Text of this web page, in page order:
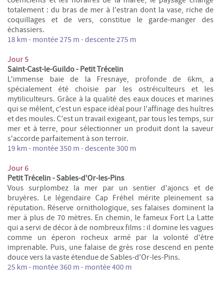
totalement : du bras de mer à l'estran dont la vase, riche de
coquillages et de vers, constitue le garde-manger des
échassiers.
18 km - montée 275 m - descente 275 m
Jour 5
Saint-Cast-le-Guildo - Petit Trécelin
L'immense baie de la Fresnaye, profonde de 6km, a
spécialement été choisie par les ostréiculteurs et les
mytiliculteurs. Grâce à la qualité des eaux douces et marines
qui se mêlent, c'est un espace idéal pour l'affinage des huîtres
et des moules. C'est un travail exigeant, par tous les temps, sur
mer et à terre, pour sélectionner un produit dont la saveur
s'accorde parfaitement à son terroir.
19 km - montée350 m -descente300 m
Jour 6
Petit Trécelin - Sables-d'Or-les-Pins
Vous surplombez la mer par un sentier d'ajoncs et de
bruyères. Le légendaire Cap Fréhel mérite pleinement sa
réputation. Réserve ornithologique, ses falaises dominent la
mer à plus de 70 mètres. En chemin, le fameux Fort La Latte
qui a servi de décor à de nombreux films : il domine les vagues
comme un éperon rocheux armé par la volonté d'être
imprenable. Puis, une falaise de grès rose descend en pente
douce vers la vaste étendue de Sables-d'Or-les-Pins.
25 km - montée360 m - montée 400 m